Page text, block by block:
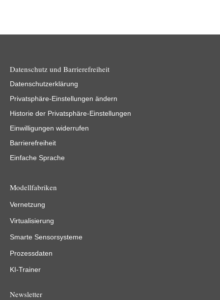
Datenschutz und Barrierefreiheit
Datenschutzerklärung
Privatsphäre-Einstellungen ändern
Historie der Privatsphäre-Einstellungen
Einwilligungen widerrufen
Barrierefreiheit
Einfache Sprache
Modellfabriken
Vernetzung
Virtualisierung
Smarte Sensorsysteme
Prozessdaten
KI-Trainer
Newsletter